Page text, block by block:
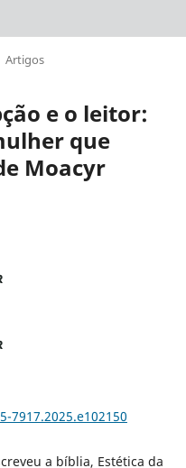
Artigos
e o leitor:
que
Moacyr
7917.2025.e102150
a bíblia, Estética da